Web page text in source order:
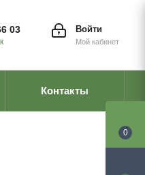
Войти
Мой кабинет
03
Контакты
0